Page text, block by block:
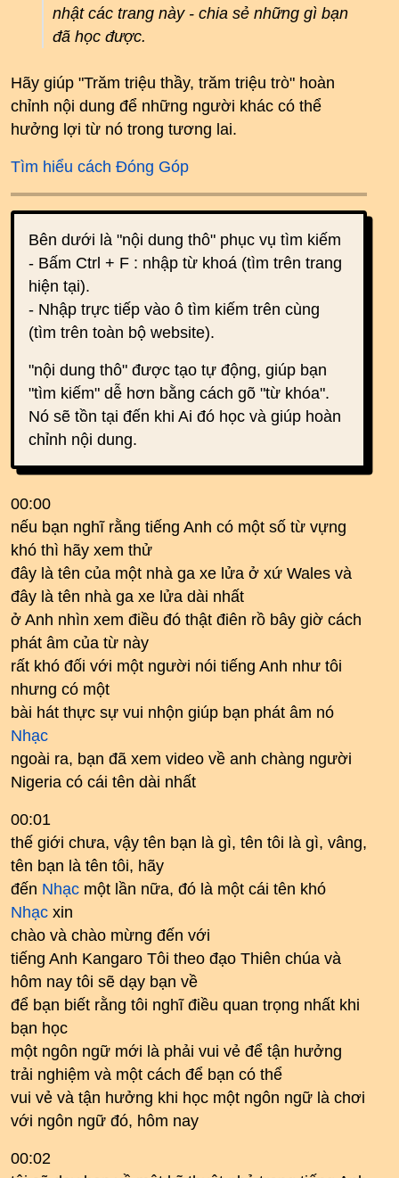
nhật các trang này - chia sẻ những gì bạn
đã học được.
Hãy giúp "Trăm triệu thầy, trăm triệu trò" hoàn
chỉnh nội dung để những người khác có thể
hưởng lợi từ nó trong tương lai.
Tìm hiểu cách Đóng Góp
Bên dưới là "nội dung thô" phục vụ tìm kiếm
- Bấm Ctrl + F : nhập từ khoá (tìm trên trang
hiện tại).
- Nhập trực tiếp vào ô tìm kiếm trên cùng
(tìm trên toàn bộ website).
"nội dung thô" được tạo tự động, giúp bạn
"tìm kiếm" dễ hơn bằng cách gõ "từ khóa".
Nó sẽ tồn tại đến khi Ai đó học và giúp hoàn
chỉnh nội dung.
00:00
nếu bạn nghĩ rằng tiếng Anh có một số từ vựng
khó thì hãy xem thử
đây là tên của một nhà ga xe lửa ở xứ Wales và
đây là tên nhà ga xe lửa dài nhất
ở Anh nhìn xem điều đó thật điên rồ bây giờ cách
phát âm của từ này
rất khó đối với một người nói tiếng Anh như tôi
nhưng có một
bài hát thực sự vui nhộn giúp bạn phát âm nó
Nhạc
ngoài ra, bạn đã xem video về anh chàng người
Nigeria có cái tên dài nhất
00:01
thế giới chưa, vậy tên bạn là gì, tên tôi là gì, vâng,
tên bạn là tên tôi, hãy
đến Nhạc một lần nữa, đó là một cái tên khó
Nhạc xin
chào và chào mừng đến với
tiếng Anh Kangaro Tôi theo đạo Thiên chúa và
hôm nay tôi sẽ dạy bạn về
để bạn biết rằng tôi nghĩ điều quan trọng nhất khi
bạn học
một ngôn ngữ mới là phải vui vẻ để tận hưởng
trải nghiệm và một cách để bạn có thể
vui vẻ và tận hưởng khi học một ngôn ngữ là chơi
với ngôn ngữ đó, hôm nay
00:02